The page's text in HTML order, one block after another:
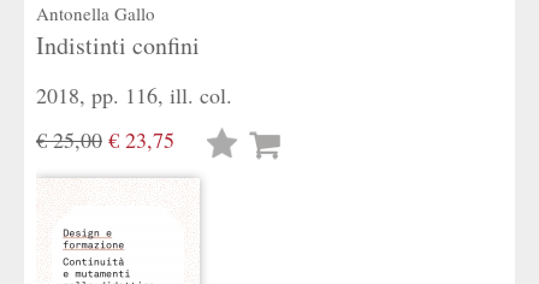
Antonella Gallo
Indistinti confini
2018, pp. 116, ill. col.
€ 25,00 € 23,75
Lista